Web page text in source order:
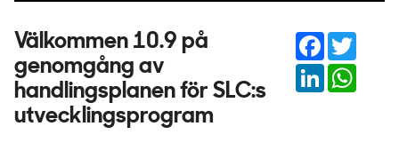
Välkommen 10.9 på
genomgång av
handlingsplanen för SLC:s
utvecklingsprogram
Facebook
LinkedIn